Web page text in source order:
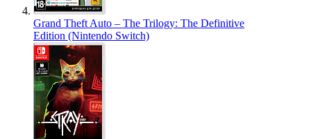
Grand Theft Auto – The Trilogy: The Definitive
Edition (Nintendo Switch)